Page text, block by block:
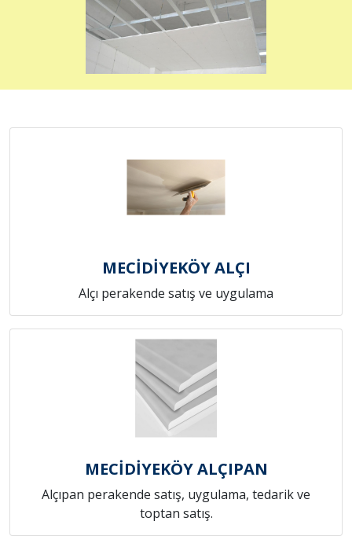
MECİDİYEKÖY ALÇI
Alçı perakende satış ve uygulama
MECİDİYEKÖY ALÇIPAN
Alçıpan perakende satış, uygulama, tedarik ve
toptan satış.